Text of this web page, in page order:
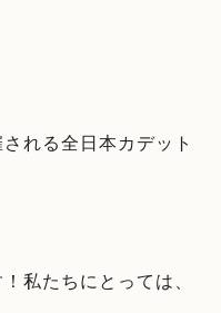
れる全日本カデット
私たちにとっては、